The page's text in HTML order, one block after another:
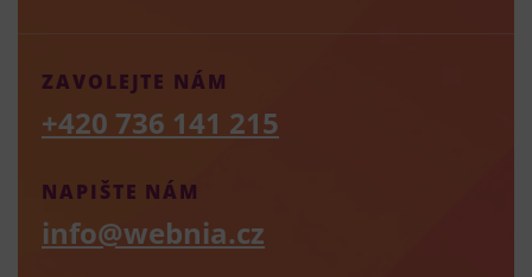
NAPIŠTE NÁM
info@webnia.cz
ZAVOLEJTE NÁM
+420 736 141 215